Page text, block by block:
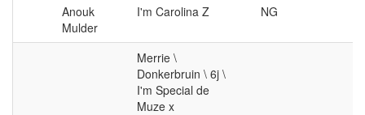
Anouk
Mulder
I'm Carolina Z NG
Merrie \
Donkerbruin \ 6j \
I'm Special de
Muze x